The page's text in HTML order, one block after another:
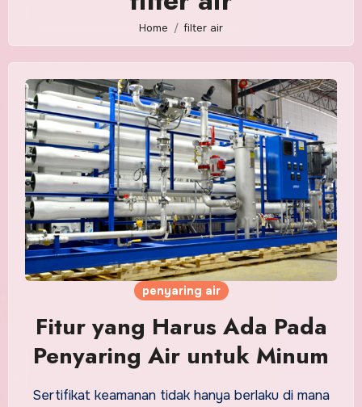
Home filter air
penyaring air
Fitur yang Harus Ada Pada
Penyaring Air untuk Minum
Sertifikat keamanan tidak hanya berlaku di mana